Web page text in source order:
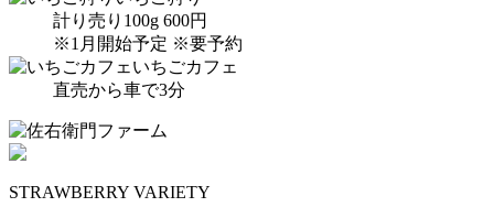
計り売り100g 600円
※1月開始予定 ※要予約
いちごカフェ
直売から車で3分
STRAWBERRY VARIETY